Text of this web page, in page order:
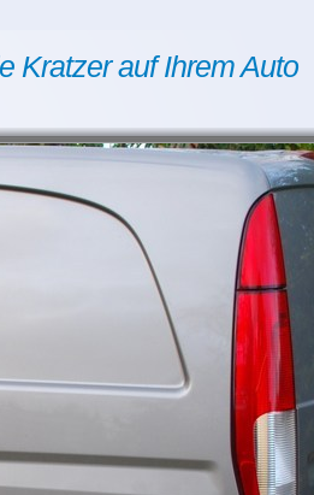
Kratzer auf Ihrem Auto